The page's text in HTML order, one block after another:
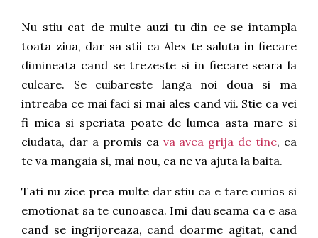
Nu stiu cat de multe auzi tu din ce se intampla
toata ziua, dar sa stii ca Alex te saluta in fiecare
dimineata cand se trezeste si in fiecare seara la
culcare. Se cuibareste langa noi doua si ma
intreaba ce mai faci si mai ales cand vii. Stie ca vei
fi mica si speriata poate de lumea asta mare si
ciudata, dar a promis ca va avea grija de tine, ca
te va mangaia si, mai nou, ca ne va ajuta la baita.
Tati nu zice prea multe dar stiu ca e tare curios si
emotionat sa te cunoasca. Imi dau seama ca e asa
cand se ingrijoreaza, cand doarme agitat, cand